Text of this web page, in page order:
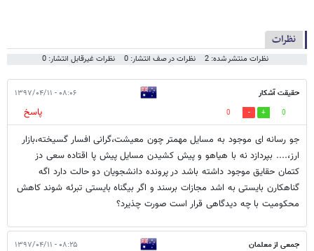
نظرات
نظرات منتشر شده: 2 نظرات در صف انتشار: 0 نظرات غیرقابل انتشار: 0
حقیقت آشکار ۰۸:۰۶ - ۱۳۹۷/۰۴/۱۱
0
0
پاسخ
جو رسانه ای موجود به مسایل مهمتر چون معیشت،گرانی افسار گسیخته،بازار
ارز،.... بپردازد نه با هیاهو و پیش کشیدن مسایل پیش پا اقتاده سعی دز
کتمان حقایق موجود داشته باشد در پرونده دانشجویان دو حالت دارد اگه
گناهکارن بایستی به اشد مجازات برسند و اگر بیگناه بایستی تبرئه شوند کاهش
محکومیت با چه دیدگاهی قرار است صورت چذیرد؟
جمعی از معلمان ۰۸:۲۵ - ۱۳۹۷/۰۴/۱۱